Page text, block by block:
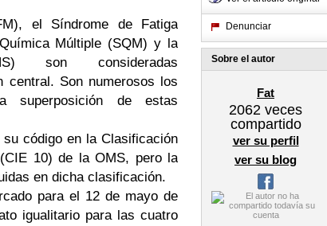
el Síndrome de Fatiga
Múltiple (SQM) y la
son consideradas
central. Son numerosos los
superposición de estas
código en la Clasificación
10) de la OMS, pero la
en dicha clasificación.
para el 12 de mayo de
igualitario para las cuatro
Denunciar
Sobre el autor
Fat
2062 veces
compartido
ver su perfil
ver su blog